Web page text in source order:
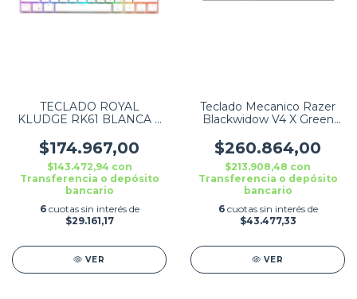
TECLADO ROYAL
KLUDGE RK61 BLANCA Y
$174.967,00
$143.472,94 con
Transferencia o depósito
bancario
6 cuotas sin interés de
$29.161,17
VER
Teclado Mecanico Razer
Blackwidow V4 X Green
04700200-r3u1
$260.864,00
$213.908,48 con
Transferencia o depósito
bancario
6 cuotas sin interés de
$43.477,33
VER